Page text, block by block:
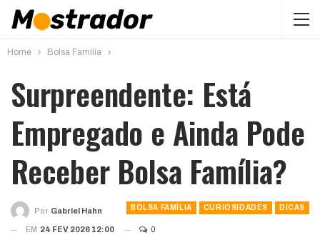
Home Bolsa Família
Surpreendente: Está
Empregado e Ainda Pode
Receber Bolsa Família?
BOLSA FAMÍLIA CURIOSIDADES DICAS
Por Gabriel Hahn
EM 24 FEV 2026 12:00 0